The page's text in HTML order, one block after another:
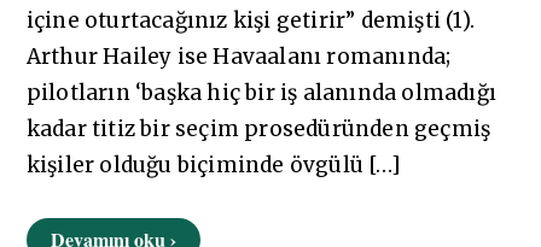
içine oturtacağınız kişi getirir” demişti (1).
Arthur Hailey ise Havaalanı romanında;
pilotların ‘başka hiç bir iş alanında olmadığı
kadar titiz bir seçim prosedüründen geçmiş
kişiler olduğu biçiminde övgülü […]
Devamını oku ›